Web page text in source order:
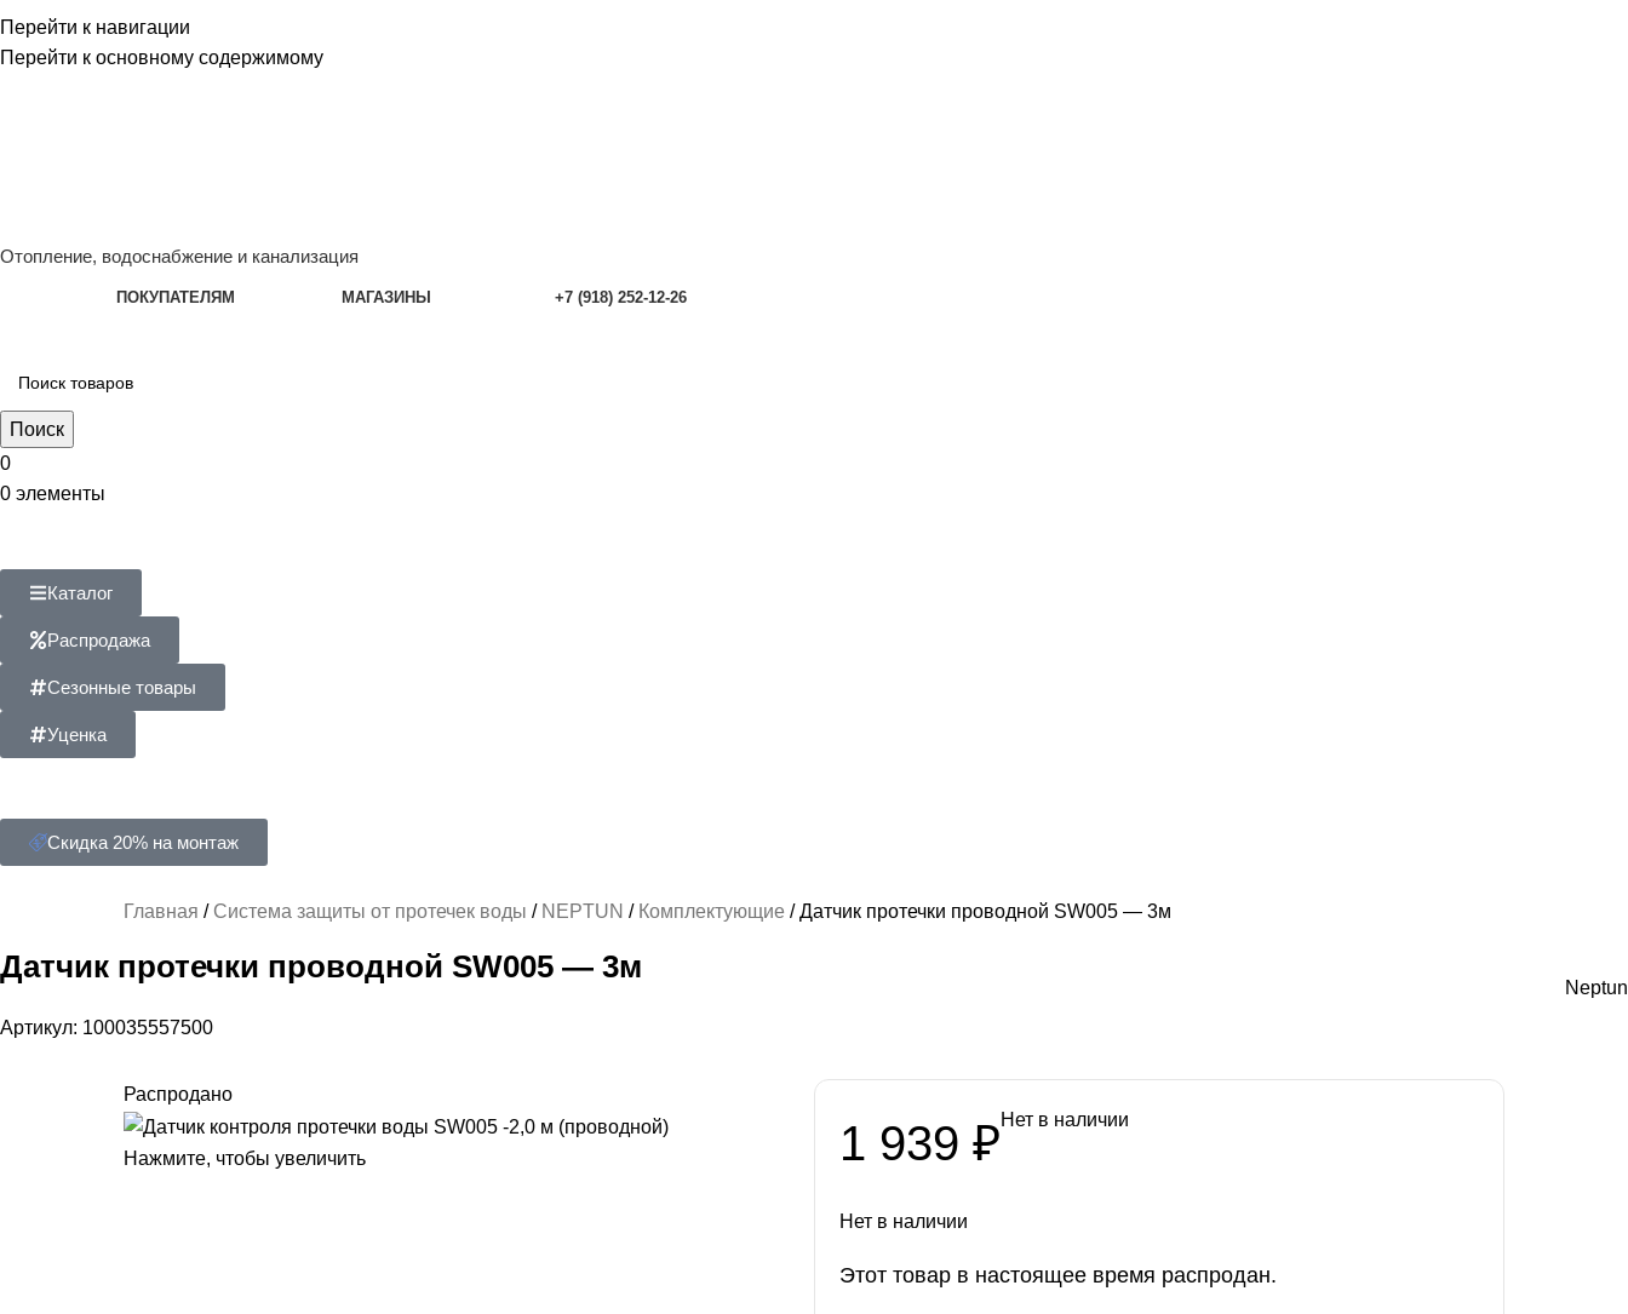
Перейти к навигации
Перейти к основному содержимому
Отопление, водоснабжение и канализация
ПОКУПАТЕЛЯМ МАГАЗИНЫ +7 (918) 252-12-26
Поиск
0
0 элементы
Каталог
Распродажа
Сезонные товары
Уценка
Скидка 20% на монтаж
Главная Система защиты от протечек воды NEPTUN Комплектующие Датчик протечки проводной SW005 — 3м
Датчик протечки проводной SW005 — 3м
Артикул: 100035557500
Neptun
Распродано
Нажмите, чтобы увеличить 1 939 ₽Нет в наличии
Нет в наличии
Этот товар в настоящее время распродан.